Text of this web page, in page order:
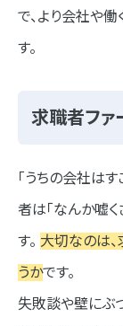
で、より会社や
す。
求職者ファ
「うちの会社はす
者は「なんか嘘
す。 大切なのは
うかです。
失敗談や壁にぶ